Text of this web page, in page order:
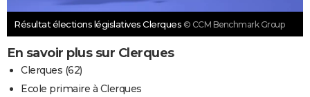
Résultat élections législatives Clerques © CCM Benchmark Group
En savoir plus sur Clerques
Clerques (62)
Ecole primaire à Clerques